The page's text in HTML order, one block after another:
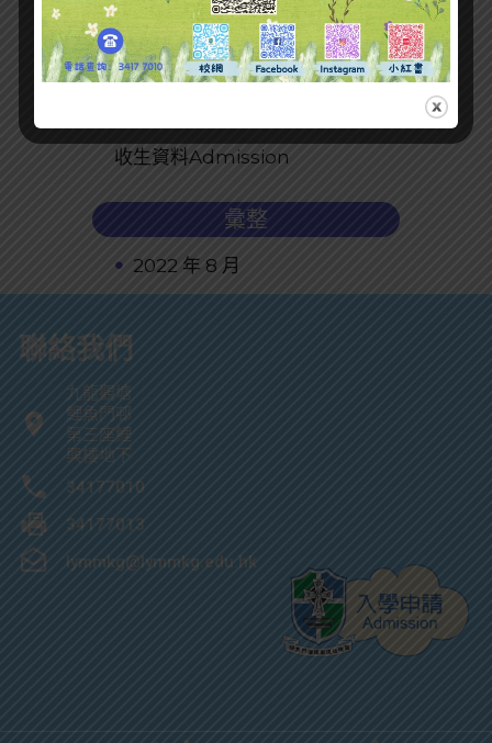
收生資料Admission
彙整
2022 年 8 月
聯絡我們
九龍觀塘
鯉魚門邨
第三座鯉
興樓地下
34177010
34177013
lymmkg@lymmkg.edu.hk